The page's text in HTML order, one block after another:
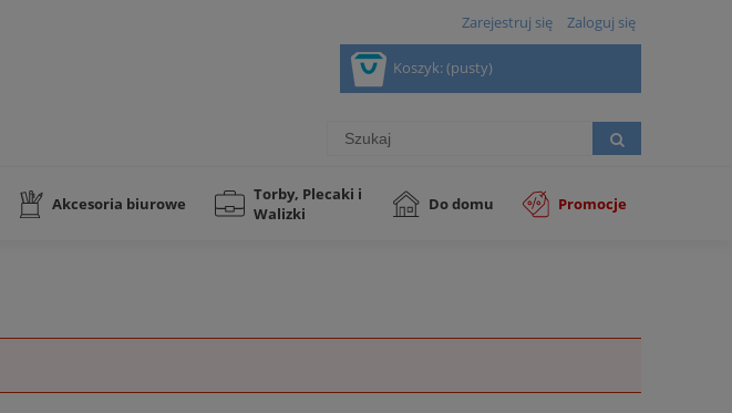
Zarejestruj się Zaloguj się
Koszyk:(pusty)
Akcesoria biurowe
Torby, Plecaki i
Walizki
Do domu Promocje